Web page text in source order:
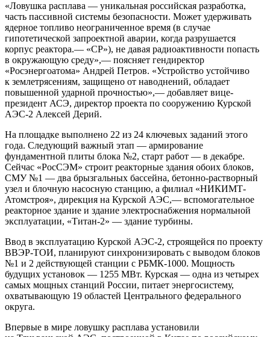
«Ловушка расплава — уникальная российская разработка,
часть пассивной системы безопасности. Может удерживать
ядерное топливо неограниченное время (в случае
гипотетической запроектной аварии, когда разрушается
корпус реактора.— «СР»), не давая радиоактивности попасть
в окружающую среду»,— поясняет гендиректор
«Росэнергоатома» Андрей Петров. «Устройство устойчиво
к землетрясениям, защищено от наводнений, обладает
повышенной ударной прочностью»,— добавляет вице-
президент АСЭ, директор проекта по сооружению Курской
АЭС-2 Алексей Дерий.
На площадке выполнено 22 из 24 ключевых заданий этого
года. Следующий важный этап — армирование
фундаментной плиты блока №2, старт работ — в декабре.
Сейчас «РосСЭМ» строит реакторные здания обоих блоков,
СМУ №1 — два брызгальных бассейна, бетонно-растворный
узел и блочную насосную станцию, а филиал «НИКИМТ-
Атомстроя», дирекция на Курской АЭС,— вспомогательное
реакторное здание и здание электроснабжения нормальной
эксплуатации, «Титан-2» — здание турбины.
Ввод в эксплуатацию Курской АЭС-2, строящейся по проекту
ВВЭР-ТОИ, планируют синхронизировать с выводом блоков
№1 и 2 действующей станции с РБМК-1000. Мощность
будущих установок — 1255 МВт. Курская — одна из четырех
самых мощных станций России, питает энергосистему,
охватывающую 19 областей Центрального федерального
округа.
Впервые в мире ловушку расплава установили